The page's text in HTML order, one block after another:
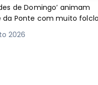
de Domingo’ animam
da Ponte com muito
2026